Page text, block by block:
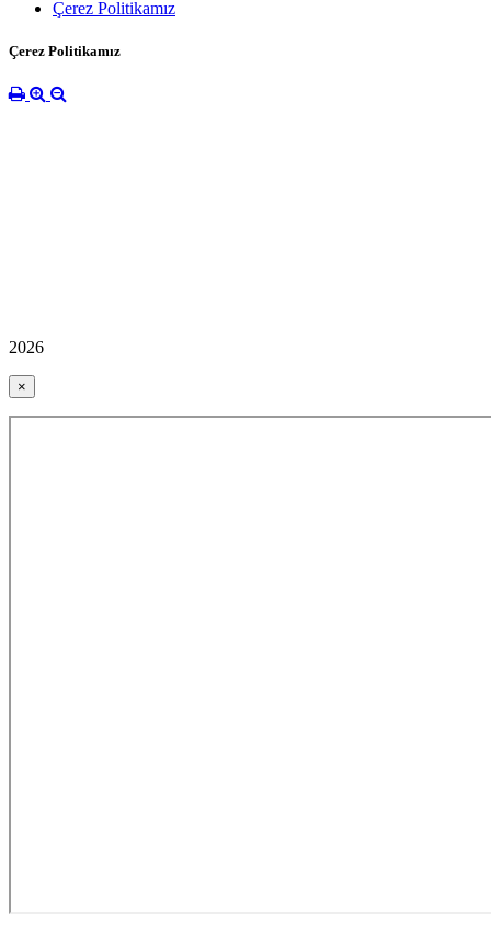
Çerez Politikamız
Çerez Politikamız
2026
×